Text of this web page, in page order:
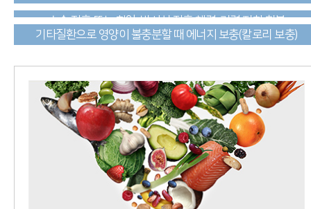
수술 전후 또는 항암·방사선 전후 체력·기력 저하 회복
기타질환으로 영양이 불충분할 때 에너지 보충(칼로리 보충)